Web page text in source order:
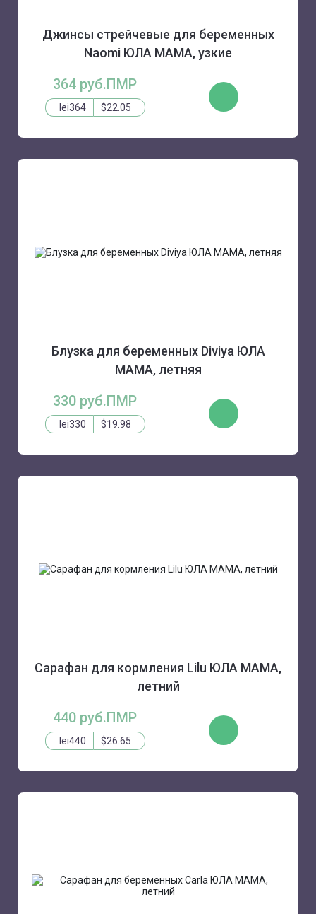
Джинсы стрейчевые для беременных
Naomi ЮЛА МАМА, узкие
364 руб.ПМР
lei364 $22.05
КУПИТЬ
Блузка для беременных Diviya ЮЛА
МАМА, летняя
330 руб.ПМР
lei330 $19.98
КУПИТЬ
Сарафан для кормления Lilu ЮЛА МАМА,
летний
440 руб.ПМР
lei440 $26.65
КУПИТЬ